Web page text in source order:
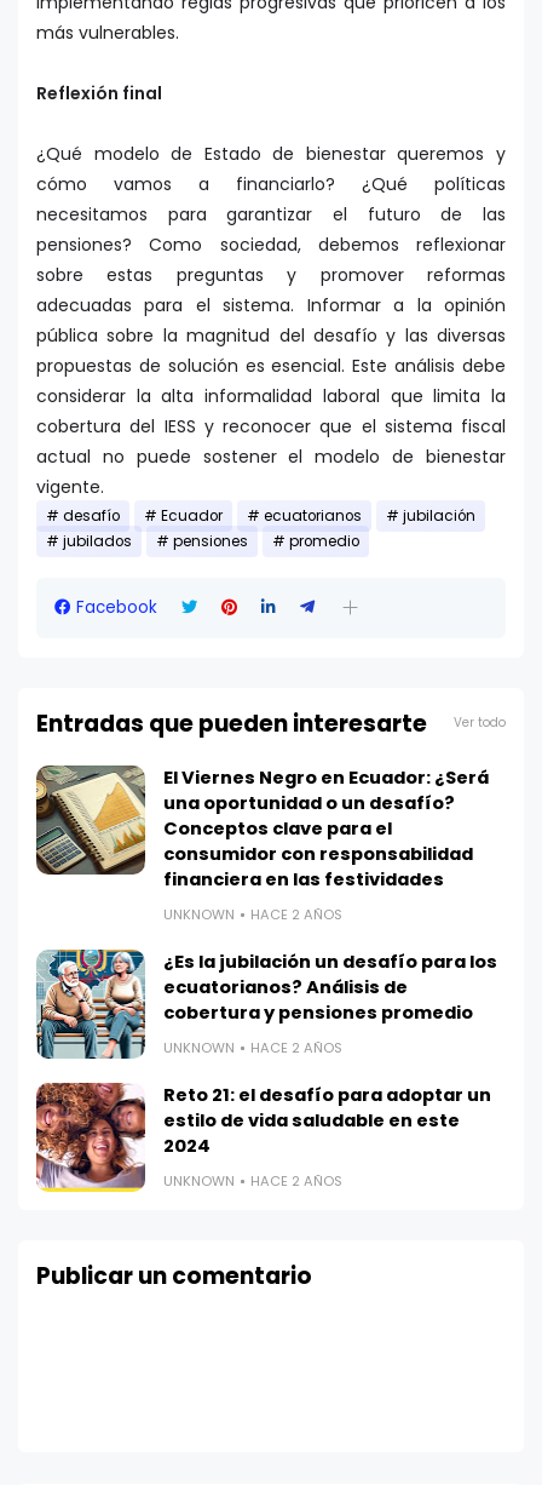
más vulnerables.
Reflexión final
¿Qué modelo de Estado de bienestar queremos y
cómo vamos a financiarlo? ¿Qué políticas
necesitamos para garantizar el futuro de las
pensiones? Como sociedad, debemos reflexionar
sobre estas preguntas y promover reformas
adecuadas para el sistema. Informar a la opinión
pública sobre la magnitud del desafío y las diversas
propuestas de solución es esencial. Este análisis debe
considerar la alta informalidad laboral que limita la
cobertura del IESS y reconocer que el sistema fiscal
actual no puede sostener el modelo de bienestar
vigente.
desafío Ecuador ecuatorianos
jubilación
jubilados
pensiones promedio
Facebook
Entradas que pueden interesarte Ver todo
El Viernes Negro en Ecuador: ¿Será
una oportunidad o un desafío?
Conceptos clave para el
consumidor con responsabilidad
financiera en las festividades
UNKNOWN HACE 2 AÑOS
¿Es la jubilación un desafío para los
ecuatorianos? Análisis de
cobertura y pensiones promedio
UNKNOWN HACE 2 AÑOS
Reto 21: el desafío para adoptar un
estilo de vida saludable en este
2024
UNKNOWN HACE 2 AÑOS
Publicar un comentario